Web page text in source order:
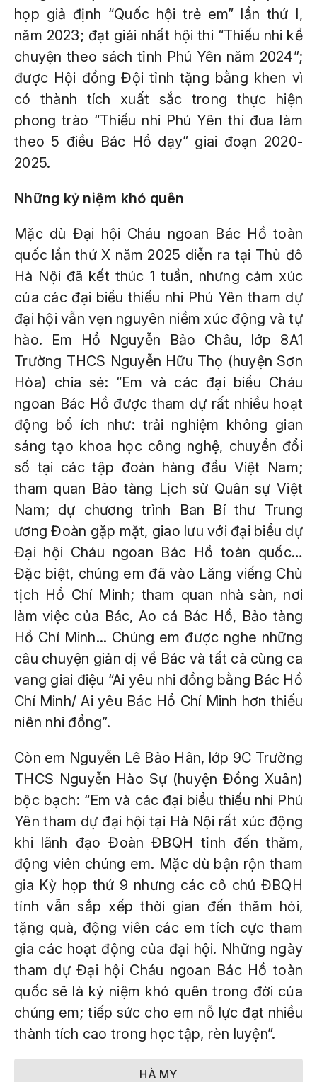
họp giả định “Quốc hội trẻ em” lần thứ I,
năm 2023; đạt giải nhất hội thi “Thiếu nhi kể
chuyện theo sách tỉnh Phú Yên năm 2024”;
được Hội đồng Đội tỉnh tặng bằng khen vì
có thành tích xuất sắc trong thực hiện
phong trào “Thiếu nhi Phú Yên thi đua làm
theo 5 điều Bác Hồ dạy” giai đoạn 2020-
2025.
Những kỷ niệm khó quên
Mặc dù Đại hội Cháu ngoan Bác Hồ toàn
quốc lần thứ X năm 2025 diễn ra tại Thủ đô
Hà Nội đã kết thúc 1 tuần, nhưng cảm xúc
của các đại biểu thiếu nhi Phú Yên tham dự
đại hội vẫn vẹn nguyên niềm xúc động và tự
hào. Em Hồ Nguyễn Bảo Châu, lớp 8A1
Trường THCS Nguyễn Hữu Thọ (huyện Sơn
Hòa) chia sẻ: “Em và các đại biểu Cháu
ngoan Bác Hồ được tham dự rất nhiều hoạt
động bổ ích như: trải nghiệm không gian
sáng tạo khoa học công nghệ, chuyển đổi
số tại các tập đoàn hàng đầu Việt Nam;
tham quan Bảo tàng Lịch sử Quân sự Việt
Nam; dự chương trình Ban Bí thư Trung
ương Đoàn gặp mặt, giao lưu với đại biểu dự
Đại hội Cháu ngoan Bác Hồ toàn quốc…
Đặc biệt, chúng em đã vào Lăng viếng Chủ
tịch Hồ Chí Minh; tham quan nhà sàn, nơi
làm việc của Bác, Ao cá Bác Hồ, Bảo tàng
Hồ Chí Minh... Chúng em được nghe những
câu chuyện giản dị về Bác và tất cả cùng ca
vang giai điệu “Ai yêu nhi đồng bằng Bác Hồ
Chí Minh/ Ai yêu Bác Hồ Chí Minh hơn thiếu
niên nhi đồng”.
Còn em Nguyễn Lê Bảo Hân, lớp 9C Trường
THCS Nguyễn Hào Sự (huyện Đồng Xuân)
bộc bạch: “Em và các đại biểu thiếu nhi Phú
Yên tham dự đại hội tại Hà Nội rất xúc động
khi lãnh đạo Đoàn ĐBQH tỉnh đến thăm,
động viên chúng em. Mặc dù bận rộn tham
gia Kỳ họp thứ 9 nhưng các cô chú ĐBQH
tỉnh vẫn sắp xếp thời gian đến thăm hỏi,
tặng quà, động viên các em tích cực tham
gia các hoạt động của đại hội. Những ngày
tham dự Đại hội Cháu ngoan Bác Hồ toàn
quốc sẽ là kỷ niệm khó quên trong đời của
chúng em; tiếp sức cho em nỗ lực đạt nhiều
thành tích cao trong học tập, rèn luyện”.
HÀ MY